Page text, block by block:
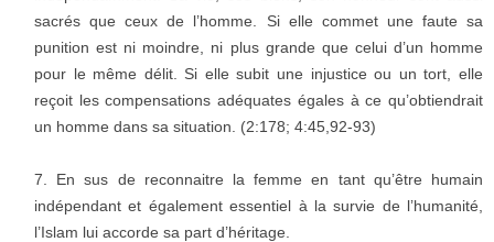
sacrés que ceux de l’homme. Si elle commet une faute sa
punition est ni moindre, ni plus grande que celui d’un homme
pour le même délit. Si elle subit une injustice ou un tort, elle
reçoit les compensations adéquates égales à ce qu’obtiendrait
un homme dans sa situation. (2:178; 4:45,92-93)
En sus de reconnaitre la femme en tant qu’être humain
indépendant et également essentiel à la survie de l’humanité,
l’Islam lui accorde sa part d’héritage.